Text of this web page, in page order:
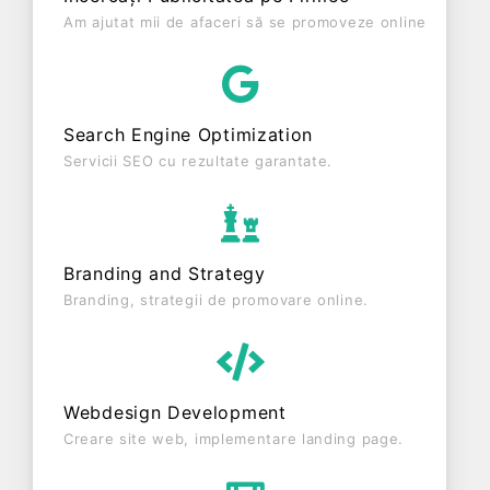
profit de 0 RON și o cifră de afaceri de 0 RON,
gestionând operațiunile cu un număr mediu de 0
SRL este o entitate activa din punct de vedere
fiscal si are status: FUNCTIUNE. Societatea nu
este plătitoare de TVA.
Am ajutat mii de afaceri să se promoveze online
Search Engine Optimization
Servicii SEO cu rezultate garantate.
Branding and Strategy
Branding, strategii de promovare online.
Webdesign Development
Creare site web, implementare landing page.